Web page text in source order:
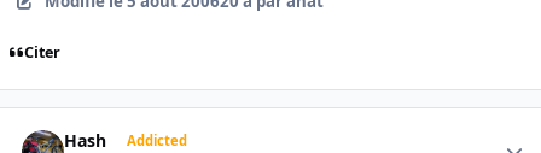
Citer
Hash Addicted